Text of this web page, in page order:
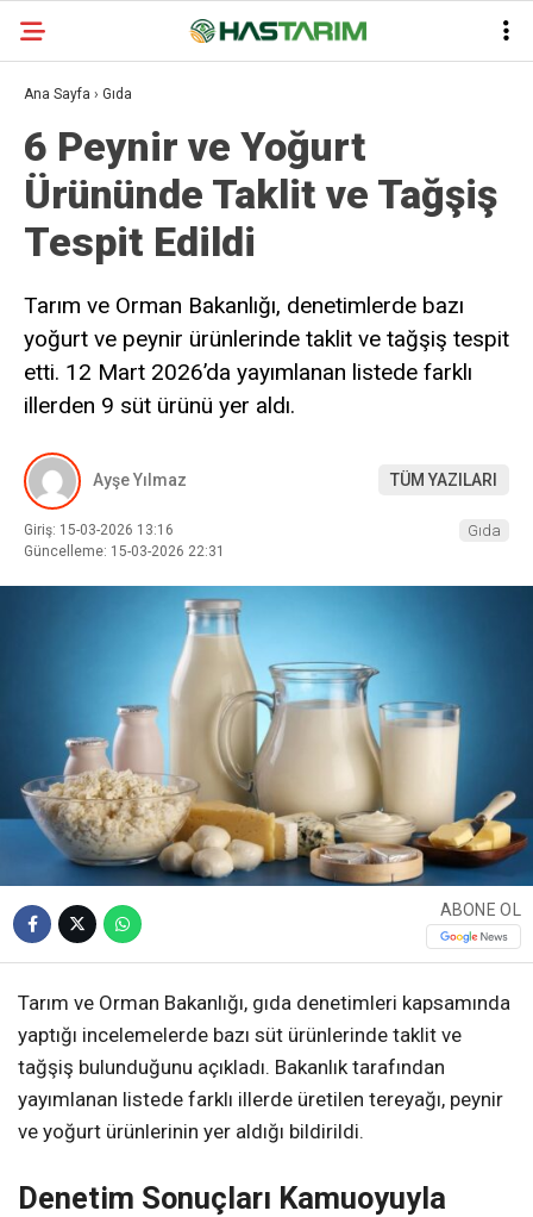
Ana Sayfa › Gıda
6 Peynir ve Yoğurt
Ürününde Taklit ve Tağşiş
Tespit Edildi
Tarım ve Orman Bakanlığı, denetimlerde bazı
yoğurt ve peynir ürünlerinde taklit ve tağşiş tespit
etti. 12 Mart 2026’da yayımlanan listede farklı
illerden 9 süt ürünü yer aldı.
Ayşe Yılmaz TÜM YAZILARI
Giriş: 15-03-2026 13:16
Güncelleme: 15-03-2026 22:31
Gıda
ABONE OL
Tarım ve Orman Bakanlığı, gıda denetimleri kapsamında
yaptığı incelemelerde bazı süt ürünlerinde taklit ve
tağşiş bulunduğunu açıkladı. Bakanlık tarafından
yayımlanan listede farklı illerde üretilen tereyağı, peynir
ve yoğurt ürünlerinin yer aldığı bildirildi.
Denetim Sonuçları Kamuoyuyla